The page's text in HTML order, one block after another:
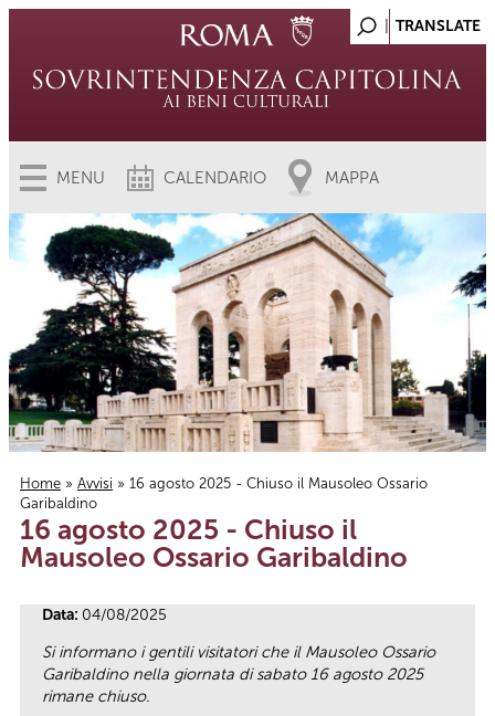
MENU CALENDARIO MAPPA
Tu sei qui
Home » Avvisi » 16 agosto 2025 - Chiuso il Mausoleo Ossario
Garibaldino
16 agosto 2025 - Chiuso il
Mausoleo Ossario Garibaldino
Data: 04/08/2025
Si informano i gentili visitatori che il Mausoleo Ossario
Garibaldino nella giornata di sabato 16 agosto 2025
rimane chiuso.